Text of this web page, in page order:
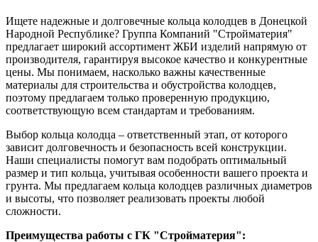
Ищете надежные и долговечные кольца колодцев в Донецкой
Народной Республике? Группа Компаний "Стройматерия"
предлагает широкий ассортимент ЖБИ изделий напрямую от
производителя, гарантируя высокое качество и конкурентные
цены. Мы понимаем, насколько важны качественные
материалы для строительства и обустройства колодцев,
поэтому предлагаем только проверенную продукцию,
соответствующую всем стандартам и требованиям.
Выбор кольца колодца – ответственный этап, от которого
зависит долговечность и безопасность всей конструкции.
Наши специалисты помогут вам подобрать оптимальный
размер и тип кольца, учитывая особенности вашего проекта и
грунта. Мы предлагаем кольца колодцев различных диаметров
и высоты, что позволяет реализовать проекты любой
сложности.
Преимущества работы с ГК "Стройматерия":